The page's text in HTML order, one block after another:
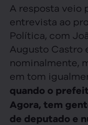
A resposta veio
entrevista ao
Política, com
Augusto Castro
nominalmente,
em tom
quando o
Agora, tem
de deputado e